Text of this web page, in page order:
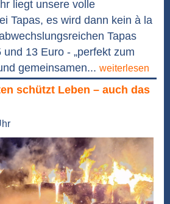
liegt unsere volle
Tapas, es wird dann kein à la
Tapas
13 Euro - „perfekt zum
gemeinsamen... weiterlesen
schützt Leben – auch das